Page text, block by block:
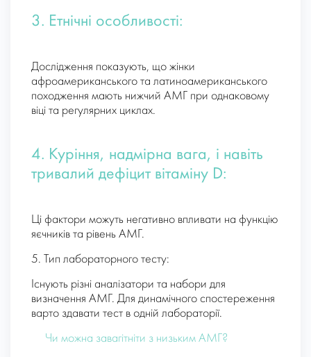
3. Етнічні особливості:
Дослідження показують, що жінки
афроамериканського та латиноамериканського
походження мають нижчий AMГ при однаковому
віці та регулярних циклах.
4. Куріння, надмірна вага, і навіть
тривалий дефіцит вітаміну D:
Ці фактори можуть негативно впливати на функцію
яєчників та рівень АМГ.
5. Тип лабораторного тесту:
Існують різні аналізатори та набори для
визначення АМГ. Для динамічного спостереження
варто здавати тест в одній лабораторії.
Чи можна завагітніти з низьким АМГ?